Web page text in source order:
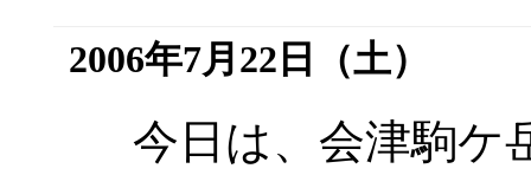
2006年7月22日（土）
今日は、会津駒ケ